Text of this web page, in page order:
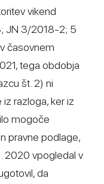
vikend
JN 3/2018-2; 5
časovnem
tega obdobja
št. 2) ni
iz razloga, ker iz
mogoče
pravne podlage,
2020 vpogledal v
da